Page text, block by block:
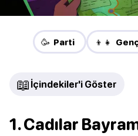
🥳 Parti 👦👧
📖 İçindekiler'i Göster
1. Cadılar